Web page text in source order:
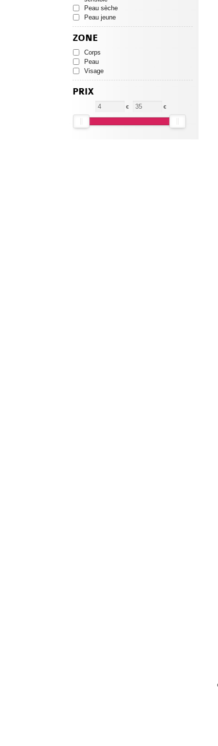
Stress / Sommeil
Vision
Grossesse
Magnesium
Peau sèche
Peau jeune
ZONE
Corps
Peau
Visage
PRIX
€ €